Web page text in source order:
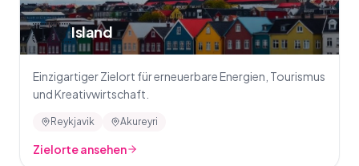
🇮🇸Island
Einzigartiger Zielort für erneuerbare Energien, Tourismus
und Kreativwirtschaft.
Reykjavik Akureyri
Zielorte ansehen